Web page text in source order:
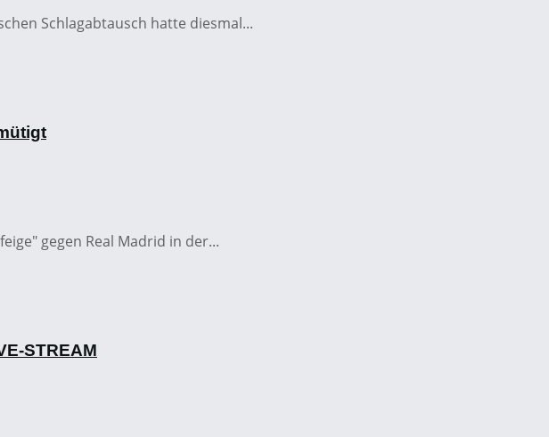
Schlagabtausch hatte diesmal...
gegen Real Madrid in der...
STREAM